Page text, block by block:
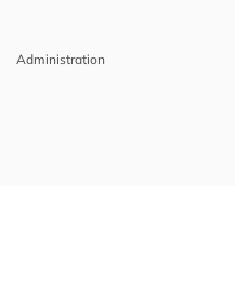
Administration